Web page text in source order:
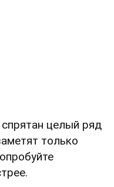
спрятан целый ряд
только